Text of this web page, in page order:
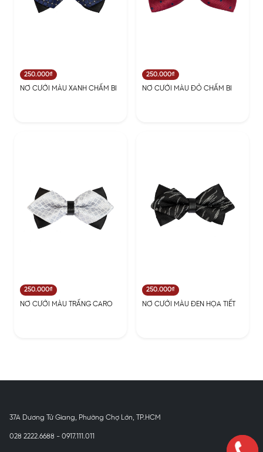
250.000₫
NƠ CƯỚI MÀU XANH CHẤM BI
250.000₫
NƠ CƯỚI MÀU ĐỎ CHẤM BI
250.000₫
NƠ CƯỚI MÀU TRẤNG CARO
250.000₫
NƠ CƯỚI MÀU ĐEN HỌA TIẾT
37A Dương Tử Giang, Phường Chợ Lớn, TP.HCM
028 2222.6688 - 0917.111.011